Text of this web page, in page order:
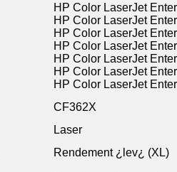
HP Color LaserJet
HP Color LaserJet
HP Color LaserJet
HP Color LaserJet
HP Color LaserJet
HP Color LaserJet
HP Color LaserJet
CF362X
Laser
Rendement ¿lev¿ (XL)